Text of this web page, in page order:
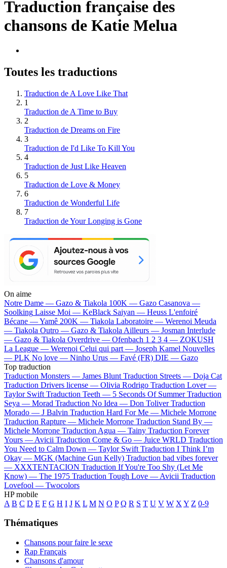
Traduction française des
chansons de Katie Melua
Toutes les traductions
Traduction de A Love Like That
1
Traduction de A Time to Buy
2
Traduction de Dreams on Fire
3
Traduction de I'd Like To Kill You
4
Traduction de Just Like Heaven
5
Traduction de Love & Money
6
Traduction de Wonderful Life
7
Traduction de Your Longing is Gone
On aime
Notre Dame — Gazo & Tiakola 100K — Gazo Casanova —
Soolking Laisse Moi — KeBlack Saiyan — Heuss L'enfoiré
Bécane —Yamê 200K — Tiakola Laboratoire — Werenoi Meuda
— Tiakola Outro — Gazo & Tiakola Ailleurs — Josman Interlude
— Gazo & Tiakola Overdrive — Ofenbach 1 2 3 4 — ZOKUSH
La League — Werenoi Celui qui part — Joseph Kamel Nouvelles
— PLK No love — Ninho Urus — Favé (FR) DIE — Gazo
Top traduction
Traduction Monsters — James Blunt Traduction Streets — Doja Cat
Traduction Drivers license — Olivia Rodrigo Traduction Lover —
Taylor Swift Traduction Teeth — 5 Seconds Of Summer Traduction
Seya — Morad Traduction No Idea — Don Toliver Traduction
Morado — J Balvin Traduction Hard For Me — Michele Morrone
Traduction Rapture — Michele Morrone Traduction Stand By —
Michele Morrone Traduction Agua — Tainy Traduction Forever
Yours — Avicii Traduction Come & Go — Juice WRLD Traduction
You Need to Calm Down — Taylor Swift Traduction I Think I’m
Okay — MGK (Machine Gun Kelly) Traduction bad vibes forever
— XXXTENTACION Traduction If You're Too Shy (Let Me
Know) — The 1975 Traduction Tough Love — Avicii Traduction
Lovefool — Twocolors
HP mobile
A B C D E F G H I J K L M N O P Q R S T U V W X Y Z 0-9
Thématiques
Chansons pour faire le sexe
Rap Français
Chansons d'amour